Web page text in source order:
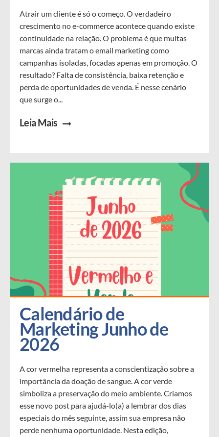
Atrair um cliente é só o começo. O verdadeiro
crescimento no e-commerce acontece quando existe
continuidade na relação. O problema é que muitas
marcas ainda tratam o email marketing como
campanhas isoladas, focadas apenas em promoção. O
resultado? Falta de consistência, baixa retenção e
perda de oportunidades de venda. É nesse cenário
que surge o...
Leia Mais
Calendário de
Marketing Junho de
2026
A cor vermelha representa a conscientização sobre a
importância da doação de sangue. A cor verde
simboliza a preservação do meio ambiente. Criamos
esse novo post para ajudá-lo(a) a lembrar dos dias
especiais do mês seguinte, assim sua empresa não
perde nenhuma oportunidade. Nesta edição,